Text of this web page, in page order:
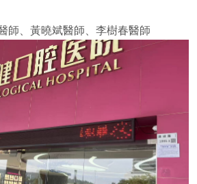
師、黃曉斌醫師、李樹春醫師